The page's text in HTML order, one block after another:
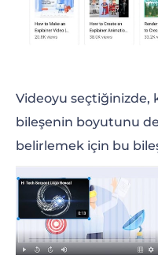
Videoyu seçtiğinizde,
bileşenin boyutunu
belirlemek için bu